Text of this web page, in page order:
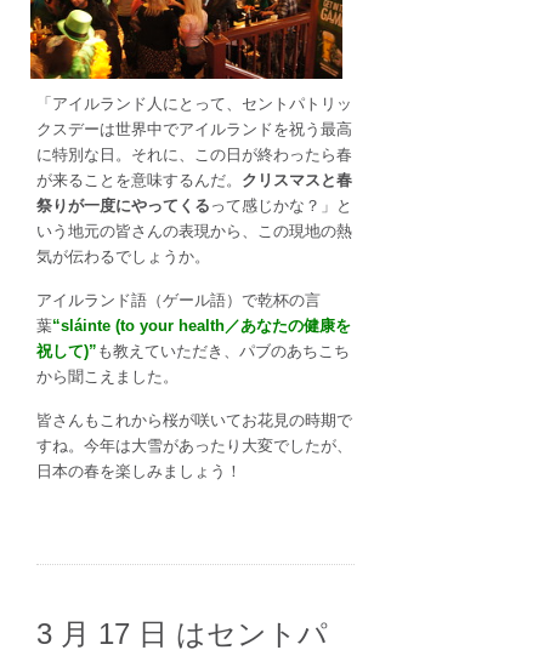
「アイルランド人にとって、セントパトリッ
クスデーは世界中でアイルランドを祝う最高
に特別な日。それに、この日が終わったら春
が来ることを意味するんだ。 クリスマスと春
祭りが一度にやってくる って感じかな？」と
いう地元の皆さんの表現から、この現地の熱
気が伝わるでしょうか。
アイルランド語（ゲール語）で乾杯の言
葉“sláinte (to your health／あなたの健康を
祝して)” も教えていただき、パブのあちこち
から聞こえました。
皆さんもこれから桜が咲いてお花見の時期で
すね。今年は大雪があったり大変でしたが、
日本の春を楽しみましょう！
3 月 17 日 はセントパ